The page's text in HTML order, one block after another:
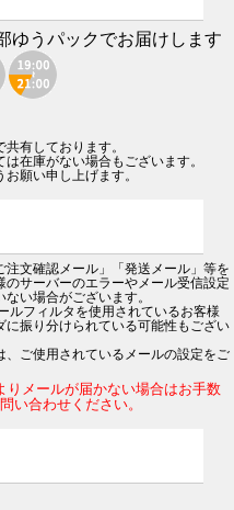
ゆうパックでお届けします
有しております。
在庫がない場合もございます。
願い申し上げます。
文確認メール」「発送メール」等を
サーバーのエラーやメール受信設定
い場合がございます。
ルフィルタを使用されているお客様
振り分けられている可能性もござい
、ご使用されているメールの設定をご
メールが届かない場合はお手数
い合わせください。